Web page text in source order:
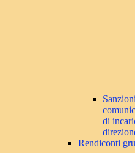
di
Rendiconti